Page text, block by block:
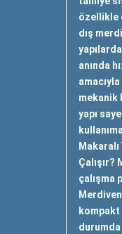
özellikle
dış
anında
mekanik
yapı
Makaralı
Çalışır?
çalışma
kompakt
durumda